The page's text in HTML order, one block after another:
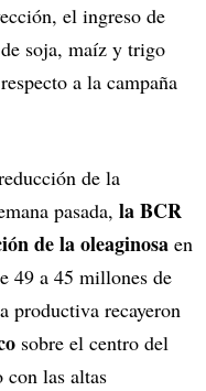
el ingreso de
soja, maíz y trigo
a la campaña
de la
pasada, la BCR
de la oleaginosa en
49 a 45 millones de
productiva recayeron
sobre el centro del
con las altas